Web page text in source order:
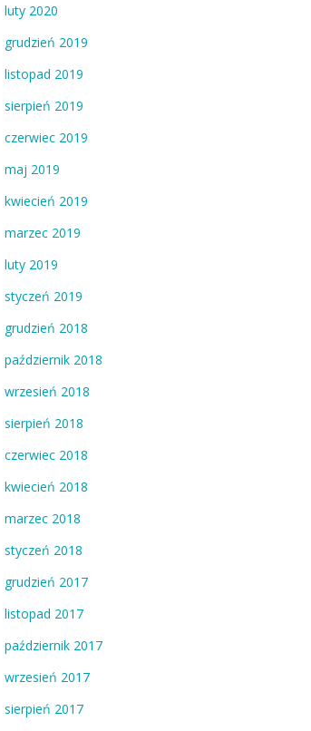
luty 2020
grudzień 2019
listopad 2019
sierpień 2019
czerwiec 2019
maj 2019
kwiecień 2019
marzec 2019
luty 2019
styczeń 2019
grudzień 2018
październik 2018
wrzesień 2018
sierpień 2018
czerwiec 2018
kwiecień 2018
marzec 2018
styczeń 2018
grudzień 2017
listopad 2017
październik 2017
wrzesień 2017
sierpień 2017